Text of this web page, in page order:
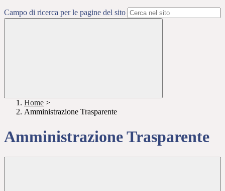
Campo di ricerca per le pagine del sito
Home >
Amministrazione Trasparente
Amministrazione Trasparente